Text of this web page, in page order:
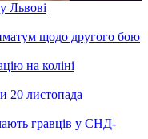
Львові
щодо другого бою
на коліні
20 листопада
гравців у СНД-